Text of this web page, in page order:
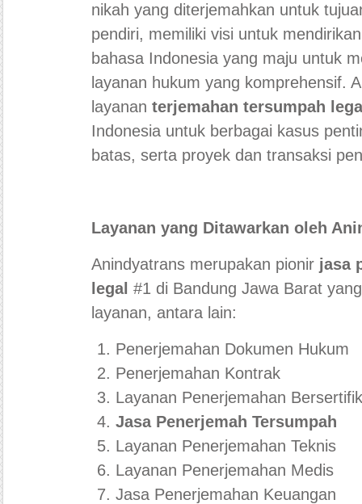
nikah yang diterjemahkan untuk
pendiri, memiliki visi untuk
bahasa Indonesia yang maju untuk
layanan hukum yang komprehensif.
layanan terjemahan tersumpah
Indonesia untuk berbagai kasus
batas, serta proyek dan transaksi
Layanan yang Ditawarkan oleh
Anindyatrans merupakan pionir jasa
legal #1 di Bandung Jawa Barat
layanan, antara lain:
Penerjemahan Dokumen Hukum
Penerjemahan Kontrak
Layanan Penerjemahan
Jasa Penerjemah Tersumpah
Layanan Penerjemahan Teknis
Layanan Penerjemahan Medis
Jasa Penerjemahan Keuangan